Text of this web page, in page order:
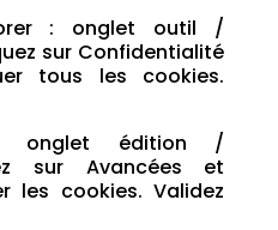
: onglet outil /
sur Confidentialité
tous les cookies.
onglet édition /
sur Avancées et
les cookies. Validez